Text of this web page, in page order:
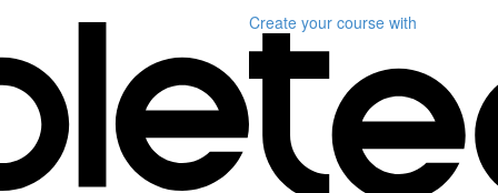
Create your course with